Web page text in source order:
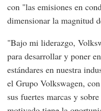
con "las emisiones en
dimensionar la magnitud
"Bajo mi liderazgo,
para desarrollar y poner
estándares en nuestra
el Grupo Volkswagen,
sus fuertes marcas y